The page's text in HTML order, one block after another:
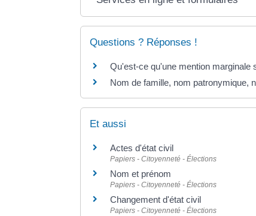
Questions ? Réponses !
Qu'est-ce qu'une mention marginale
Nom de famille, nom patronymique,
Et aussi
Actes d'état civil
Papiers - Citoyenneté - Élections
Nom et prénom
Papiers - Citoyenneté - Élections
Changement d'état civil
Papiers - Citoyenneté - Élections